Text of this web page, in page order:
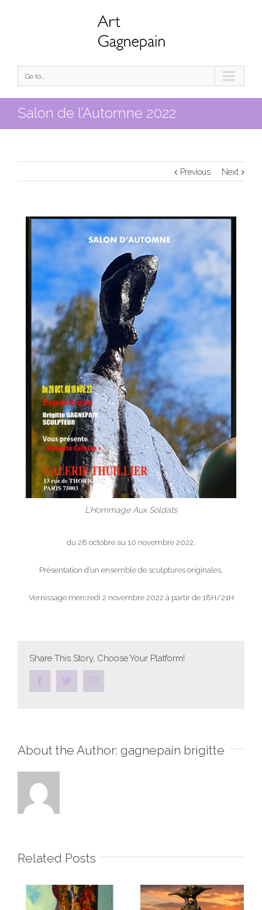
Go to...
Salon de l’Automne 2022
Previous Next
L’Hommage Aux Soldats
du 28 octobre au 10 novembre 2022,
Présentation d’un ensemble de sculptures originales,
Vernissage mercredi 2 novembre 2022 à partir de 18H/21H
Share This Story, Choose Your Platform!
About the Author: gagnepain brigitte
Related Posts